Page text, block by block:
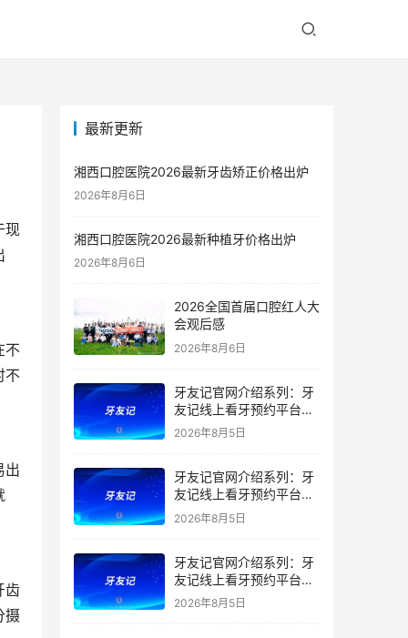
现
不
不
出
齿
摄
最新更新
湘西口腔医院2026最新牙齿矫正价格出炉
2026年8月6日
湘西口腔医院2026最新种植牙价格出炉
2026年8月6日
2026全国首届口腔红人大
会观后感
2026年8月6日
牙友记官网介绍系列：牙
友记线上看牙预约平台是
干什么的？靠谱吗？
2026年8月5日
牙友记官网介绍系列：牙
友记线上看牙预约平台让
看牙不再靠运气
2026年8月5日
牙友记官网介绍系列：牙
友记线上看牙预约平台打
破口腔行业专业壁垒新手
2026年8月5日